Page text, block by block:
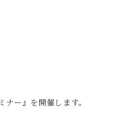
ー』を開催します。